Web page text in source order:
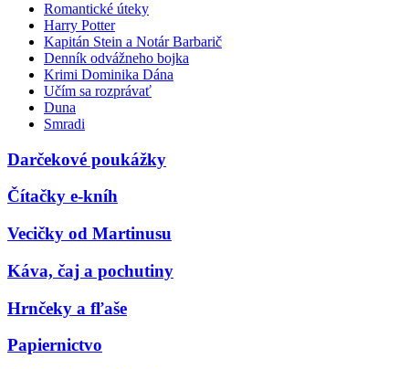
Romantické úteky
Harry Potter
Kapitán Stein a Notár Barbarič
Denník odvážneho bojka
Krimi Dominika Dána
Učím sa rozprávať
Duna
Smradi
Darčekové poukážky
Čítačky e-kníh
Vecičky od Martinusu
Káva, čaj a pochutiny
Hrnčeky a fľaše
Papiernictvo